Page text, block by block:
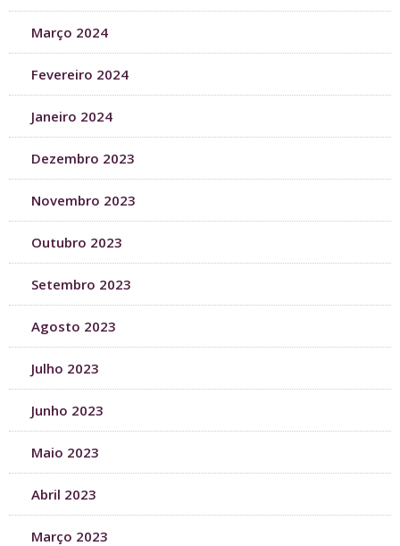
Março 2024
Fevereiro 2024
Janeiro 2024
Dezembro 2023
Novembro 2023
Outubro 2023
Setembro 2023
Agosto 2023
Julho 2023
Junho 2023
Maio 2023
Abril 2023
Março 2023